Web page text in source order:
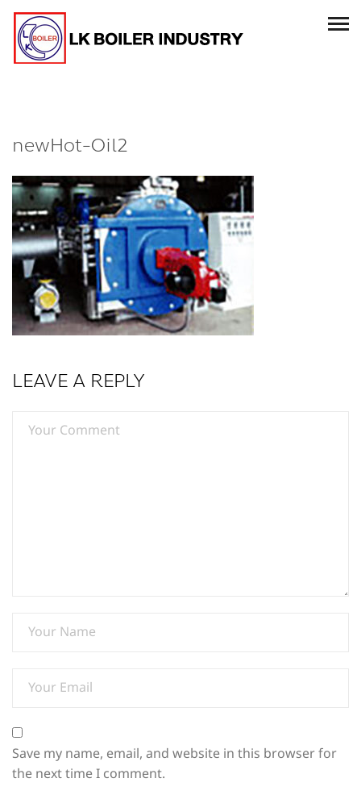
newHot-Oil2
LEAVE A REPLY
Save my name, email, and website in this browser for
the next time I comment.